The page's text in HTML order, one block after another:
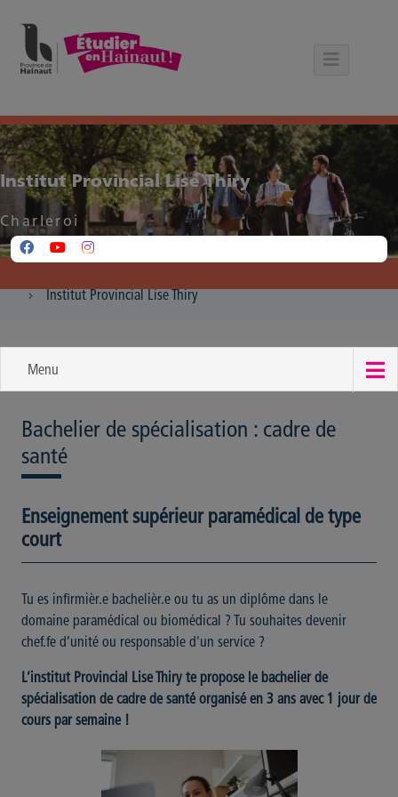
Institut Provincial Lise Thiry
Charleroi
Institut Provincial Lise Thiry
Menu
Bachelier de spécialisation : cadre de
santé
Enseignement supérieur paramédical de type
court
Tu es infirmièr.e bachelièr.e ou tu as un diplôme dans le
domaine paramédical ou biomédical ? Tu souhaites devenir
chef.fe d’unité ou responsable d'un service ?
L’institut Provincial Lise Thiry te propose le bachelier de
spécialisation de cadre de santé organisé en 3 ans avec 1 jour de
cours par semaine !